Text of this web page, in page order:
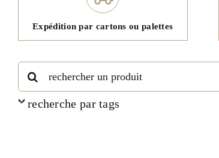
Expédition par cartons ou palettes
Rechercher:
recherche par tags